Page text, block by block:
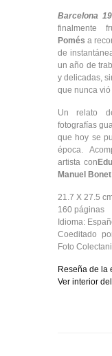
Barcelona
finalmente
Pomés a
de
un año de
y delicadas,
que nunca
Un relato
fotografías
que hoy se
época.
artista con
Manuel
21.7 X 27.5
160 páginas
Idioma:
Coeditado
Foto
Reseña de la
Ver interior